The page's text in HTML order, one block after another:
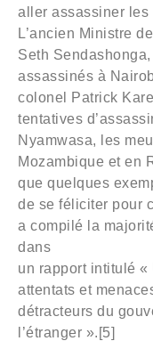
aller assassiner les
L’ancien Ministre
Seth
assassinés à
colonel Patrick
tentatives
Nyamwasa, les
Mozambique et en
que quelques
de se féliciter pour
a compilé la
dans
un rapport intitulé
attentats et
détracteurs du
l’étranger ».[5]